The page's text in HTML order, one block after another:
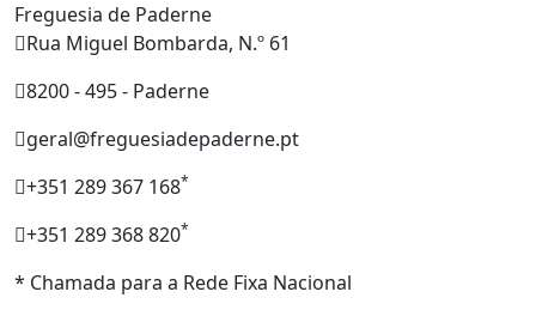
Freguesia de Paderne
Rua Miguel Bombarda, N.º 61
8200 - 495 - Paderne
geral@freguesiadepaderne.pt
+351 289 367 168*
+351 289 368 820*
* Chamada para a Rede Fixa Nacional